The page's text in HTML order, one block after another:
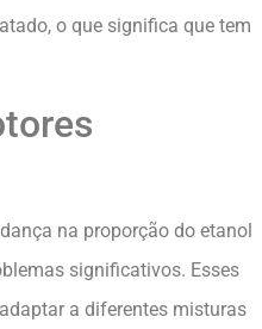
o que significa que tem
na proporção do etanol
significativos. Esses
a diferentes misturas